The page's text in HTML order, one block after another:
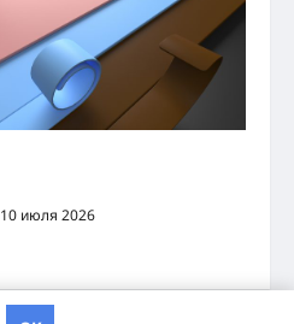
10 июля 2026